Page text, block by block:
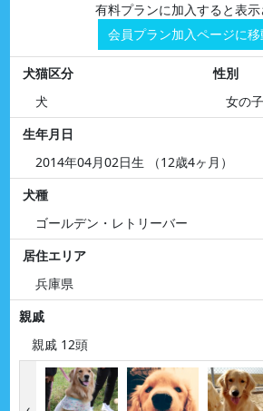
有料プランに加入すると表
会員プラン加入ページに
犬猫区分
犬
性別
女の子
生年月日
2014年04月02日生 （12歳4ヶ月）
犬種
ゴールデン・レトリーバー
居住エリア
兵庫県
親戚
親戚 12頭